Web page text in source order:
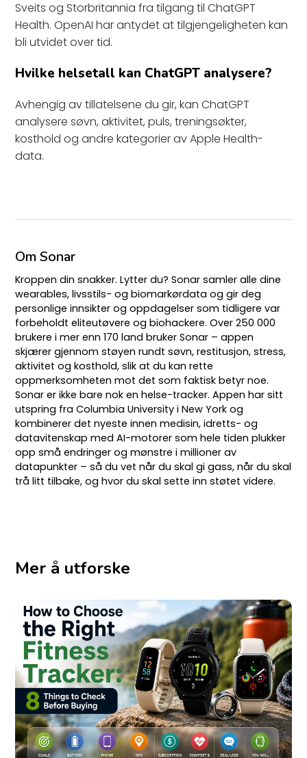
Sveits og Storbritannia fra tilgang til ChatGPT
Health. OpenAI har antydet at tilgjengeligheten kan
bli utvidet over tid.
Hvilke helsetall kan ChatGPT analysere?
Avhengig av tillatelsene du gir, kan ChatGPT
analysere søvn, aktivitet, puls, treningsøkter,
kosthold og andre kategorier av Apple Health-
data.
Om Sonar
Kroppen din snakker. Lytter du? Sonar samler alle dine
wearables, livsstils- og biomarkørdata og gir deg
personlige innsikter og oppdagelser som tidligere var
forbeholdt eliteutøvere og biohackere. Over 250 000
brukere i mer enn 170 land bruker Sonar – appen
skjærer gjennom støyen rundt søvn, restitusjon, stress,
aktivitet og kosthold, slik at du kan rette
oppmerksomheten mot det som faktisk betyr noe.
Sonar er ikke bare nok en helse-tracker. Appen har sitt
utspring fra Columbia University i New York og
kombinerer det nyeste innen medisin, idretts- og
datavitenskap med AI-motorer som hele tiden plukker
opp små endringer og mønstre i millioner av
datapunkter – så du vet når du skal gi gass, når du skal
trå litt tilbake, og hvor du skal sette inn støtet videre.
Mer å utforske